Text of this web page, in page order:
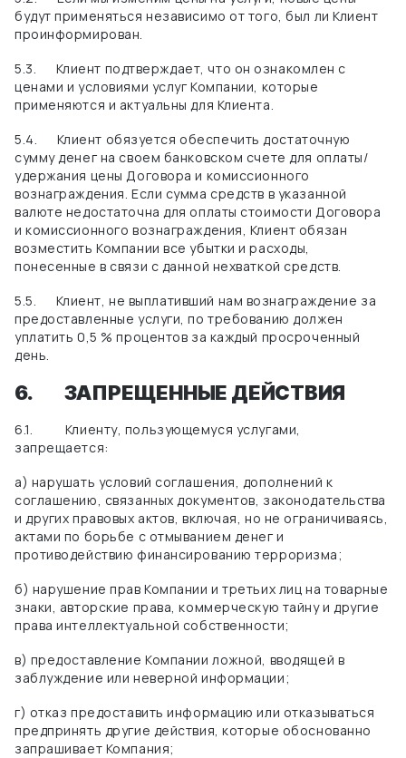
будут применяться независимо от того, был ли Клиент
проинформирован.
5.3.
Клиент подтверждает, что он ознакомлен с
ценами и условиями услуг Компании, которые
применяются и актуальны для Клиента.
5.4.
Клиент обязуется обеспечить достаточную
сумму денег на своем банковском счете для оплаты/
удержания цены Договора и комиссионного
вознаграждения. Если сумма средств в указанной
валюте недостаточна для оплаты стоимости Договора
и комиссионного вознаграждения, Клиент обязан
возместить Компании все убытки и расходы,
понесенные в связи с данной нехваткой средств.
5.5.
Клиент, не выплативший нам вознаграждение за
предоставленные услуги, по требованию должен
уплатить 0,5 % процентов за каждый просроченный
день.
6. ЗАПРЕЩЕННЫЕ ДЕЙСТВИЯ
6.1.
Клиенту, пользующемуся услугами,
запрещается:
а) нарушать условий соглашения, дополнений к
соглашению, связанных документов, законодательства
и других правовых актов, включая, но не ограничиваясь,
актами по борьбе с отмыванием денег и
противодействию финансированию терроризма;
б) нарушение прав Компании и третьих лиц на товарные
знаки, авторские права, коммерческую тайну и другие
права интеллектуальной собственности;
в) предоставление Компании ложной, вводящей в
заблуждение или неверной информации;
г) отказ предоставить информацию или отказываться
предпринять другие действия, которые обоснованно
запрашивает Компания;